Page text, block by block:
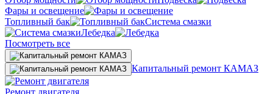
Фары и освещение
Топливный бак
Система смазки
Лебедка
Посмотреть все
Капитальный ремонт КАМАЗ
Ремонт двигателя